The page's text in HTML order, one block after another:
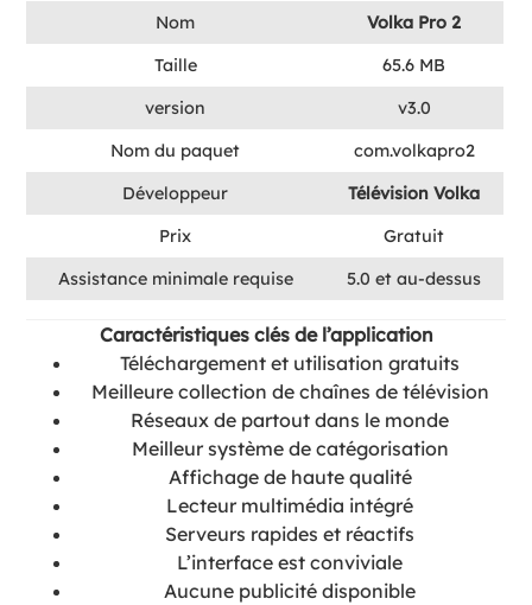
Nom
Volka Pro 2
Taille
65.6 MB
version
v3.0
Nom du paquet
com.volkapro2
Développeur
Télévision Volka
Prix
Gratuit
Assistance minimale requise
5.0 et au-dessus
Caractéristiques clés de l’application
Téléchargement et utilisation gratuits
Meilleure collection de chaînes de télévision
Réseaux de partout dans le monde
Meilleur système de catégorisation
Affichage de haute qualité
Lecteur multimédia intégré
Serveurs rapides et réactifs
L’interface est conviviale
Aucune publicité disponible